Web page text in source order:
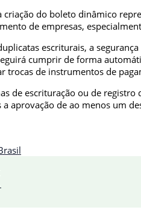
criação do boleto dinâmico
de empresas,
escriturais, a
cumprir de forma
trocas de instrumentos de
de escrituração ou de
a aprovação de ao menos um